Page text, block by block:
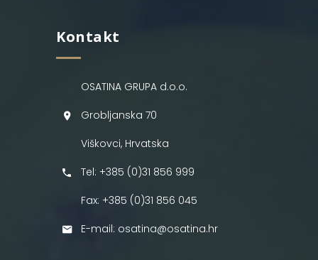
Kontakt
OSATINA GRUPA d.o.o.
Grobljanska 70
Viškovci, Hrvatska
Tel: +385 (0)31 856 999
Fax: +385 (0)31 856 045
E-mail: osatina@osatina.hr